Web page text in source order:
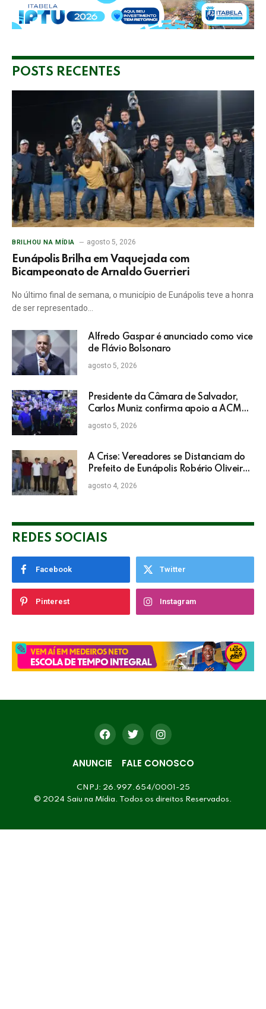
POSTS RECENTES
BRILHOU NA MÍDIA agosto 5, 2026
Eunápolis Brilha em Vaquejada com
Bicampeonato de Arnaldo Guerrieri
No último final de semana, o município de Eunápolis teve a honra
de ser representado…
Alfredo Gaspar é anunciado como vice
de Flávio Bolsonaro
agosto 5, 2026
Presidente da Câmara de Salvador,
Carlos Muniz confirma apoio a ACM
Neto: “Irei lutar voto a voto na sua
campanha”
agosto 5, 2026
A Crise: Vereadores se Distanciam do
Prefeito de Eunápolis Robério Oliveira
nas Eleições
agosto 4, 2026
REDES SOCIAIS
Facebook Twitter
Pinterest Instagram
ANUNCIE FALE CONOSCO
CNPJ: 26.997.654/0001-25
© 2024 Saiu na Mídia. Todos os direitos Reservados.